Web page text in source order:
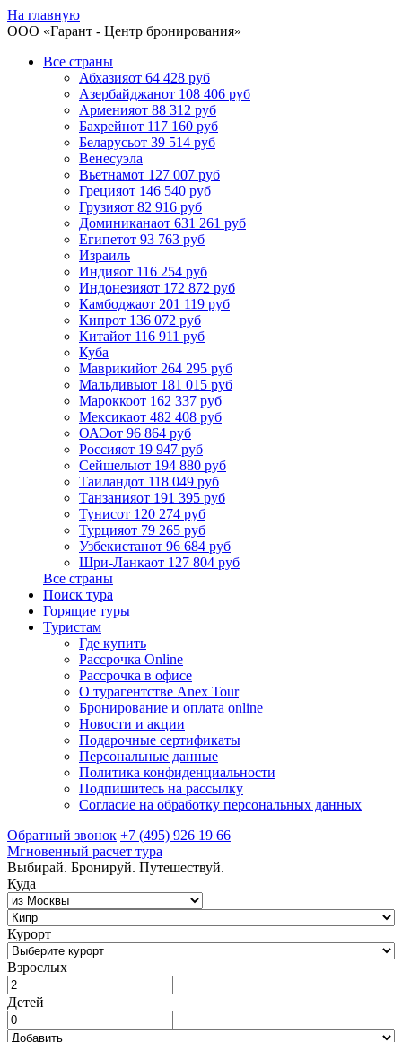
На главную
ООО «Гарант - Центр бронирования»
Все страны
Абхазияот 64 428 руб
Азербайджанот 108 406 руб
Арменияот 88 312 руб
Бахрейнот 117 160 руб
Беларусьот 39 514 руб
Венесуэла
Вьетнамот 127 007 руб
Грецияот 146 540 руб
Грузияот 82 916 руб
Доминиканаот 631 261 руб
Египетот 93 763 руб
Израиль
Индияот 116 254 руб
Индонезияот 172 872 руб
Камбоджаот 201 119 руб
Кипрот 136 072 руб
Китайот 116 911 руб
Куба
Маврикийот 264 295 руб
Мальдивыот 181 015 руб
Мароккоот 162 337 руб
Мексикаот 482 408 руб
ОАЭот 96 864 руб
Россияот 19 947 руб
Сейшелыот 194 880 руб
Таиландот 118 049 руб
Танзанияот 191 395 руб
Тунисот 120 274 руб
Турцияот 79 265 руб
Узбекистанот 96 684 руб
Шри-Ланкаот 127 804 руб
Все страны
Поиск тура
Горящие туры
Туристам
Где купить
Рассрочка Online
Рассрочка в офисе
О турагентстве Anex Tour
Бронирование и оплата online
Новости и акции
Подарочные сертификаты
Персональные данные
Политика конфиденциальности
Подпишитесь на рассылку
Согласие на обработку персональных данных
Обратный звонок +7 (495) 926 19 66
Мгновенный расчет тура
Выбирай. Бронируй. Путешествуй.
Куда
Курорт
Взрослых
Детей